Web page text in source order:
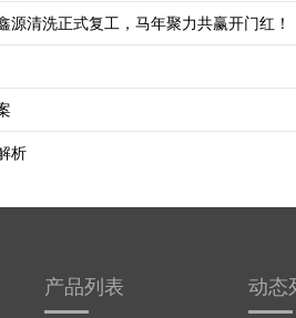
源清洗正式复工，马年聚力共赢开门红！
析
产品列表 动态